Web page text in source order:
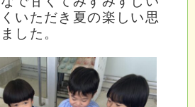
いただき夏の楽しい思
した。